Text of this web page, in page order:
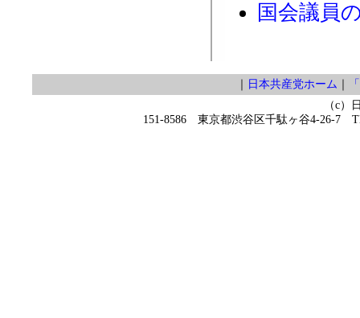
国会議員
日本共産党ホーム
（c）
151-8586 東京都渋谷区千駄ヶ谷4-26-7